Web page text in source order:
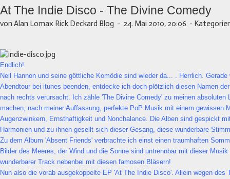
At The Indie Disco - The Divine Comedy
von Alan Lomax Rick Deckard Blog - 24. Mai 2010, 20:06 -
Endlich!
Neil Hannon und seine göttliche Komödie sind wieder da... . Herrlich.
Abendtour bei itunes beenden, entdecke ich doch plötzlich diesen Namen
nach rechts verursacht. Ich zähle 'The Divine Comedy' zu meinen absoluten
machen, nach meiner Auffassung, perfekte PoP Musik mit einem gewissen
Augenzwinkern, Ernsthaftigkeit und Nonchalance. Die Alben sind gespickt
Harmonien und zu ihnen gesellt sich dieser Gesang, diese wunderbare
Zu dem Album 'Absent Friends' verbrachte ich einst einen traumhaften
Bilder des Meeres, der Wind und die Sonne sind untrennbar mit dieser
wunderbarer Track nebenbei mit diesen famosen Bläsern!
Nun also die vorab ausgekoppelte EP 'At The Indie Disco'. Allein wegen des